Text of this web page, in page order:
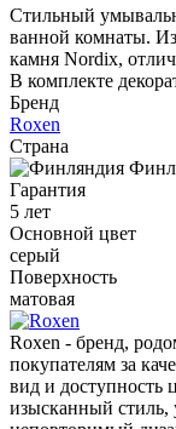
Стильный
ванной комнаты.
камня Nordix,
В комплекте
Бренд
Roxen
Страна
Гарантия
5 лет
Основной цвет
серый
Поверхность
матовая
Roxen - бренд,
покупателям за
вид и доступность
изысканный стиль,